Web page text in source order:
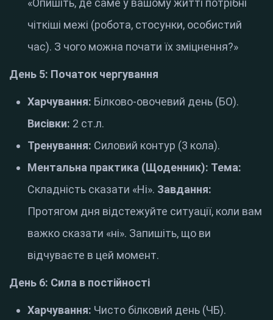
«Опишіть, де саме у вашому житті потрібні
чіткіші межі (робота, стосунки, особистий
час). З чого можна почати їх зміцнення?»
День 5: Початок чергування
Харчування: Білково-овочевий день (БО).
Висівки: 2 ст.л.
Тренування: Силовий контур (3 кола).
Ментальна практика (Щоденник): Тема:
Складність сказати «Ні». Завдання:
Протягом дня відстежуйте ситуації, коли вам
важко сказати «ні». Запишіть, що ви
відчуваєте в цей момент.
День 6: Сила в постійності
Харчування: Чисто білковий день (ЧБ).